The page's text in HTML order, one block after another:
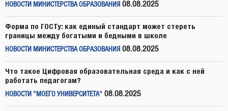
НОВОСТИ МИНИСТЕРСТВА ОБРАЗОВАНИЯ 08.08.2025
Форма по ГОСТу: как единый стандарт может стереть
границы между богатыми и бедными в школе
НОВОСТИ МИНИСТЕРСТВА ОБРАЗОВАНИЯ 08.08.2025
Что такое Цифровая образовательная среда и как с ней
работать педагогам?
НОВОСТИ "МОЕГО УНИВЕРСИТЕТА" 08.08.2025